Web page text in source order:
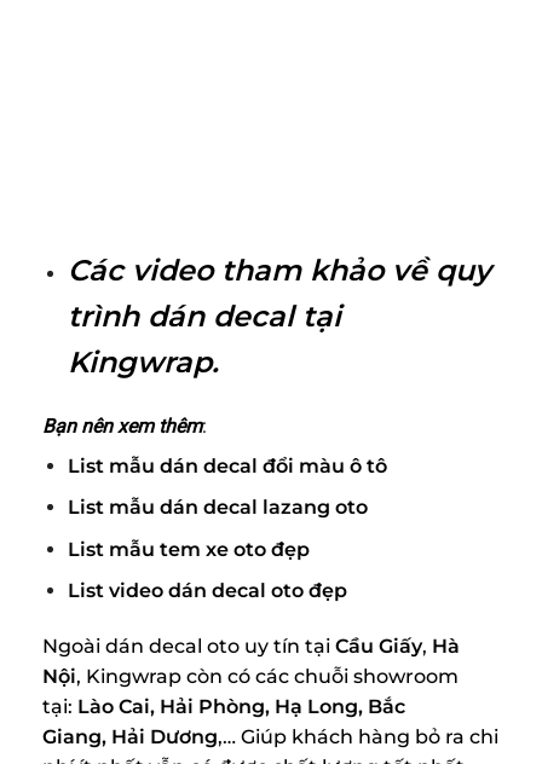
Các video tham khảo về quy
trình dán decal tại
Kingwrap.
Bạn nên xem thêm:
List mẫu dán decal đổi màu ô tô
List mẫu dán decal lazang oto
List mẫu tem xe oto đẹp
List video dán decal oto đẹp
Ngoài dán decal oto uy tín tại Cầu Giấy, Hà
Nội, Kingwrap còn có các chuỗi showroom
tại: Lào Cai, Hải Phòng, Hạ Long, Bắc
Giang, Hải Dương,… Giúp khách hàng bỏ ra chi